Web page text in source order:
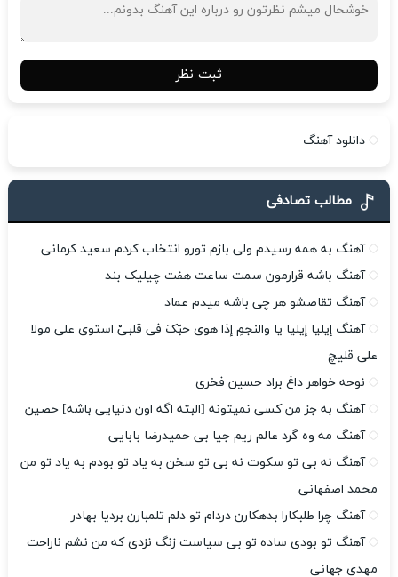
ثبت نظر
دانلود آهنگ
مطالب تصادفی
آهنگ به همه رسیدم ولی بازم تورو انتخاب کردم سعید کرمانی
آهنگ باشه قرارمون سمت ساعت هفت چیلیک بند
آهنگ تقاصشو هر چی باشه میدم عماد
آهنگ إیلیا إیلیا یا والنجمِ إذا هوى حبّکَ فی قلبیْ استوى علی مولا
علی قلیچ
نوحه خواهر داغ براد حسین فخری
آهنگ به جز من کسی نمیتونه [البته اگه اون دنیایی باشه] حصین
آهنگ مه وه گرد عالم ریم جیا بی حمیدرضا بابایی
آهنگ نه بی تو سکوت نه بی تو سخن به یاد تو بودم به یاد تو من
محمد اصفهانی
آهنگ چرا طلبکارا بدهکارن دردام تو دلم تلمبارن بردیا بهادر
آهنگ تو بودی ساده تو بی سیاست زنگ نزدی که من نشم ناراحت
مهدی جهانی